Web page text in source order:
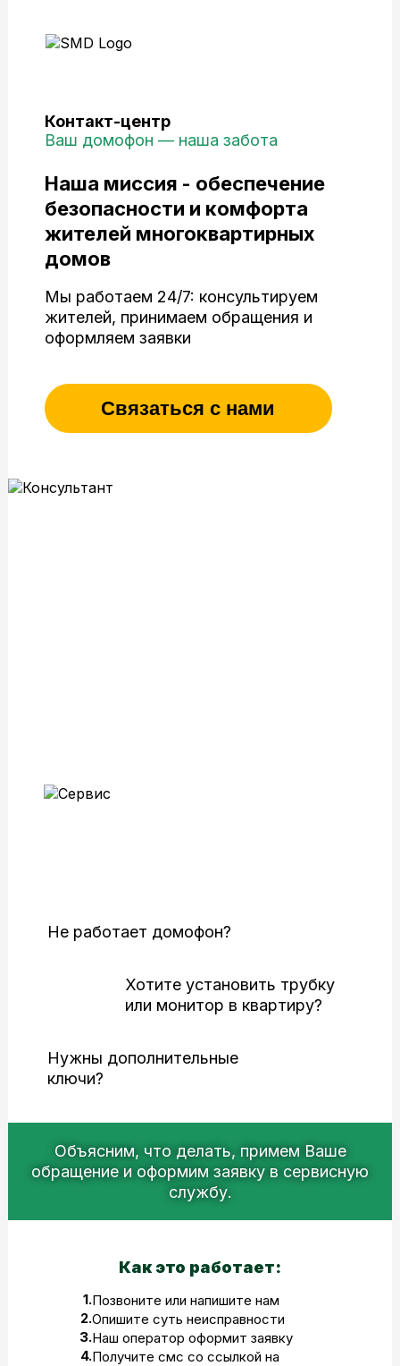
Контакт-центр
Ваш домофон — наша забота
Наша миссия - обеспечение
безопасности и комфорта
жителей многоквартирных
домов
Мы работаем 24/7: консультируем
жителей, принимаем обращения и
оформляем заявки
Связаться с нами
Не работает домофон?
Хотите установить трубку
или монитор в квартиру?
Нужны дополнительные
ключи?
Объясним, что делать, примем Ваше
обращение и оформим заявку в сервисную
службу.
Как это работает:
1.Позвоните или напишите нам
2.Опишите суть неисправности
3.Наш оператор оформит заявку
4.Получите смс со ссылкой на